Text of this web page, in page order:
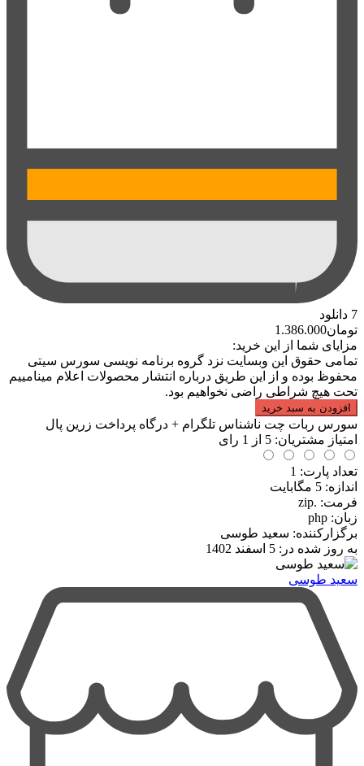
7 دانلود
تومان1.386.000
مزایای شما از این خرید:
تمامی حقوق این وبسایت نزد گروه برنامه نویسی سورس سیتی
محفوظ بوده و از این طریق درباره انتشار محصولات اعلام مینامییم
تحت هیچ شراطی راضی نخواهیم بود.
افزودن به سبد خرید
سورس ربات چت ناشناس تلگرام + درگاه پرداخت زرین پال
امتیاز مشتریان: 5 از 1 رای
تعداد پارت: 1
اندازه: 5 مگابایت
فرمت:
.zip
زبان: php
برگزارکننده: سعید طوسی
به روز شده در: 5 اسفند 1402
سعید طوسی